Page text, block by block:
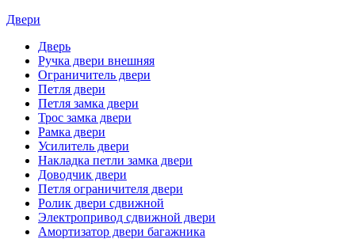
Двери
Дверь
Ручка двери внешняя
Ограничитель двери
Петля двери
Петля замка двери
Трос замка двери
Рамка двери
Усилитель двери
Накладка петли замка двери
Доводчик двери
Петля ограничителя двери
Ролик двери сдвижной
Электропривод сдвижной двери
Амортизатор двери багажника